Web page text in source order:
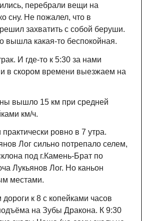
перебрали вещи на
сну. Не пожалел, что в
захватить с собой беруши.
вышла какая-то беспокойная.
И где-то к 5:30 за нами
в скором времени выезжаем на
вышло 15 км при средней
км/ч.
ровно в 7 утра.
Лог сильно потрепало селем,
под г.Камень-Брат по
Лукьянов Лог. Но каньон
местами.
к 8 с копейками часов
на Зубы Дракона. К 9:30